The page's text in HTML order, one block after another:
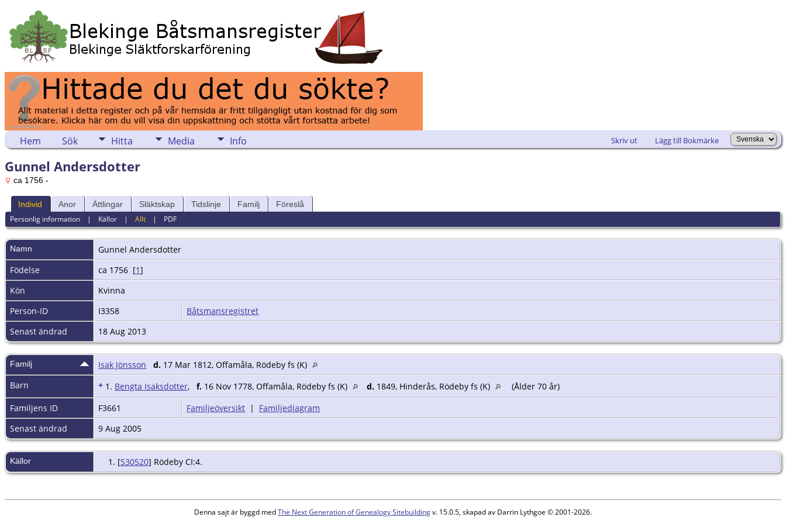
Hem Sök Hitta Media Info Skriv ut Lägg till Bokmärke
Gunnel Andersdotter
ca 1756 -
Individ Anor Ättlingar Släktskap Tidslinje Familj Föreslå
Personlig information | Källor |Allt | PDF
Namn Gunnel Andersdotter
Födelse
ca 1756 [1]
Kön
Kvinna
Person-ID
I3358
Båtsmansregistret
Senast ändrad
18 Aug 2013
Familj Isak Jönsson d. 17 Mar 1812, Offamåla, Rödeby fs (K)
Barn
+ 1. Bengta Isaksdotter, f. 16 Nov 1778, Offamåla, Rödeby fs (K) d. 1849, Hinderås, Rödeby fs (K)
(Ålder 70 år)
Familjens ID
F3661 Familjeöversikt | Familjediagram
Senast ändrad
9 Aug 2005
Källor [S30520] Rödeby CI:4.
Denna sajt är byggd medThe Next Generation of Genealogy Sitebuildingv. 15.0.5, skapad av Darrin Lythgoe © 2001-2026.